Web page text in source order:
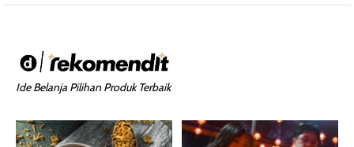
Ide Belanja Pilihan Produk Terbaik